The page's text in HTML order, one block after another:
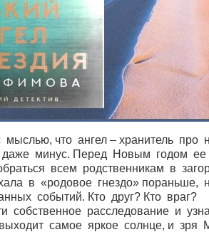
что ангел – хранитель
минус. Перед Новым годом ее
всем родственникам в
в «родовое гнездо» пораньше,
событий. Кто друг? Кто враг?
собственное расследование и
самое яркое солнце, и зря